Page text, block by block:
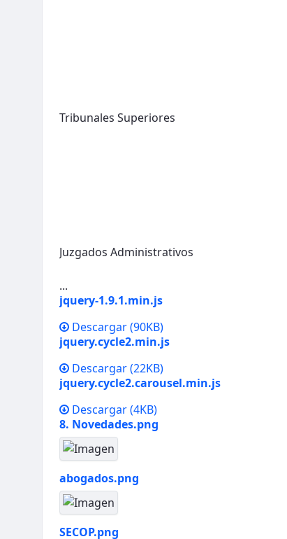
Tribunales Superiores
Juzgados Administrativos
...
jquery-1.9.1.min.js
Descargar(90KB)
jquery.cycle2.min.js
Descargar(22KB)
jquery.cycle2.carousel.min.js
Descargar(4KB)
8. Novedades.png
abogados.png
SECOP.png